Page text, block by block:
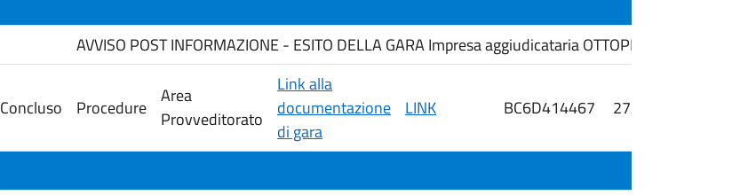
AVVISO POST INFORMAZIONE - ESITO DELLA GARA Impresa aggiudicataria OTTOPHARMA sRL
Concluso Procedure
Area
Provveditorato
Link alla
documentazione
di gara
LINK BC6D414467 27/07/2026